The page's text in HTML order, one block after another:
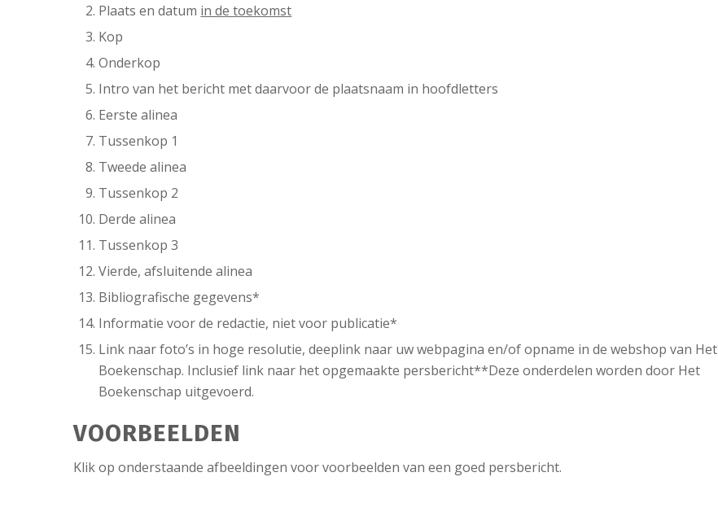
Plaats en datum in de toekomst
Kop
Onderkop
Intro van het bericht met daarvoor de plaatsnaam in hoofdletters
Eerste alinea
Tussenkop 1
Tweede alinea
Tussenkop 2
Derde alinea
Tussenkop 3
Vierde, afsluitende alinea
Bibliografische gegevens*
Informatie voor de redactie, niet voor publicatie*
Link naar foto’s in hoge resolutie, deeplink naar uw webpagina en/of opname in de webshop van Het
Boekenschap. Inclusief link naar het opgemaakte persbericht**Deze onderdelen worden door Het
Boekenschap uitgevoerd.
VOORBEELDEN
Klik op onderstaande afbeeldingen voor voorbeelden van een goed persbericht.